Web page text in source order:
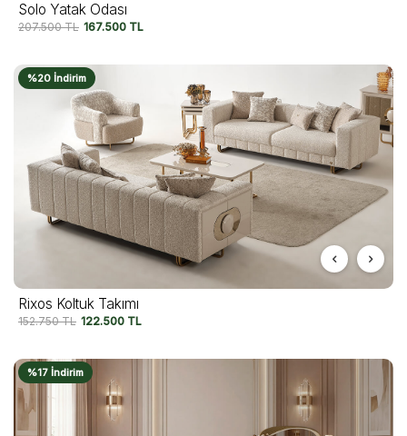
Solo Yatak Odası
207.500TL 167.500 TL
%20 İndirim
Rixos Koltuk Takımı
152.750TL 122.500 TL
%17 İndirim